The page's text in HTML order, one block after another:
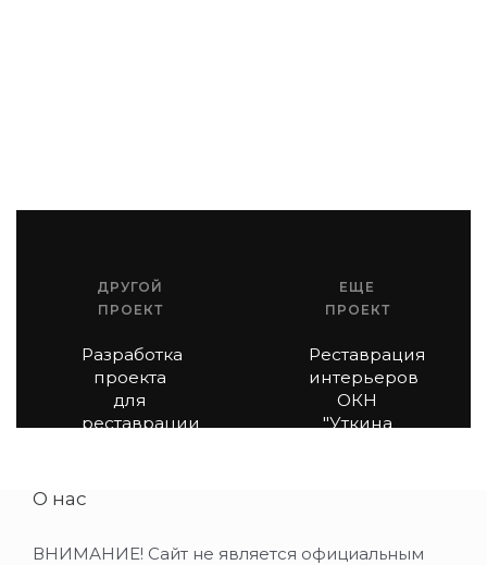
ДРУГОЙ
ПРОЕКТ
Разработка
проекта
для
реставрации
ЕЩЕ
ПРОЕКТ
Реставрация
интерьеров
ОКН
"Уткина
О нас
ВНИМАНИЕ! Сайт не является официальным